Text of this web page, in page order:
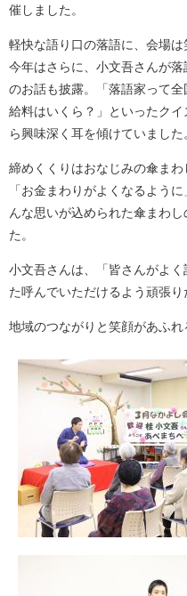
催しました。
軽快な語り口の落語に、会場は
今年はさらに、小文吾さんが
のお話も披露。「落語家って
給料はいくら？」といったク
ら興味深く耳を傾けていました
締めくくりはおなじみの傘まわ
「お金まわりがよくなるよう
んな思いが込められた傘まわ
た。
小文吾さんは、「皆さんがよ
た呼んでいただけるよう頑張り
地域のつながりと笑顔があふれ